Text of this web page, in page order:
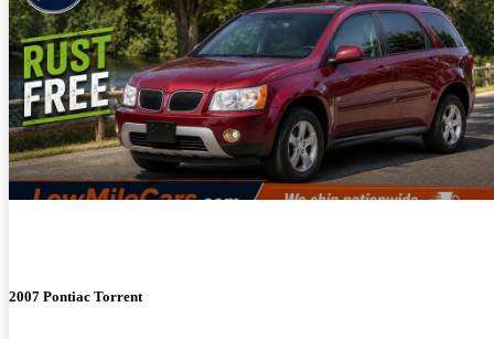
2007 Pontiac Torrent